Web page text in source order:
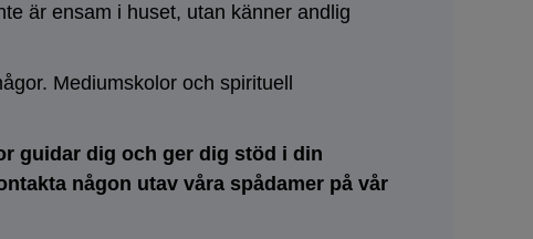
är ensam i huset, utan känner andlig
Mediumskolor och spirituell
guidar dig och ger dig stöd i din
någon utav våra spådamer på vår